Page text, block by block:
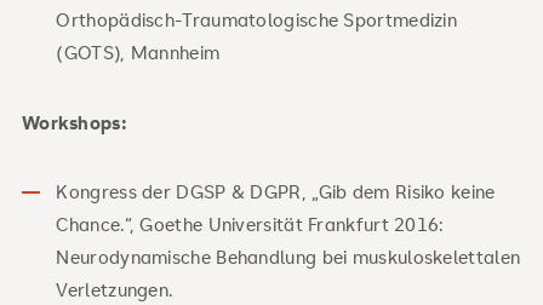
Orthopädisch-Traumatologische Sportmedizin
(GOTS), Mannheim
Workshops:
Kongress der DGSP & DGPR, „Gib dem Risiko keine
Chance.“, Goethe Universität Frankfurt 2016:
Neurodynamische Behandlung bei muskuloskelettalen
Verletzungen.